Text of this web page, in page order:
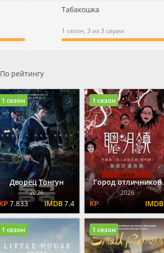
Табакошка
1 сезон, 3 из 3 серии
По рейтингу
Дворец Тонгун
2026
7.833 7.4
1 сезон
Город отличников
2026
1 сезон
1 сезон 1 сезон